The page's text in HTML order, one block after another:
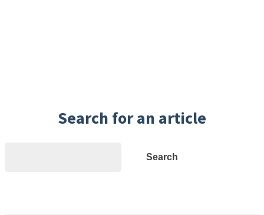
Search for an article
Search